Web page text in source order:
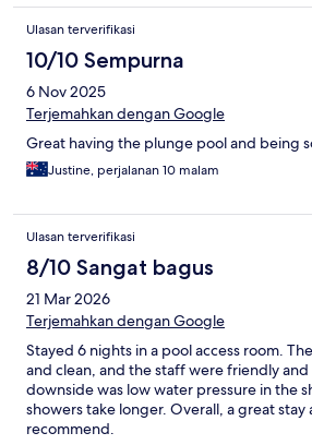
Ulasan terverifikasi
10/10 Sempurna
6 Nov 2025
Terjemahkan dengan Google
Great having the plunge pool and being
Justine, perjalanan 10 malam
Ulasan terverifikasi
8/10 Sangat bagus
21 Mar 2026
Terjemahkan dengan Google
Stayed 6 nights in a pool access room.
and clean, and the staff were friendly
downside was low water pressure in the
showers take longer. Overall, a great stay
recommend.